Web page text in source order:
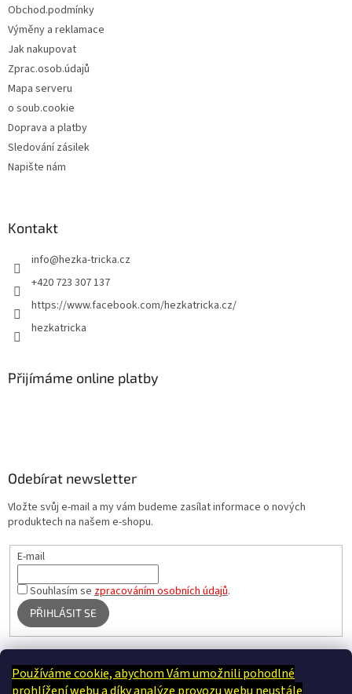
Používáme cookie, abychom Vám umožnili pohodlné
Obchod.podmínky
Výměny a reklamace
Jak nakupovat
Zprac.osob.údajů
Mapa serveru
o soub.cookie
Doprava a platby
Sledování zásilek
Napište nám
Kontakt
info@hezka-tricka.cz
+420 723 307 137
https://www.facebook.com/hezkatricka.cz/
hezkatricka
Přijímáme online platby
Odebírat newsletter
Vložte svůj e-mail a my vám budeme zasílat informace o nových
produktech na našem e-shopu.
E-mail
Souhlasím sezpracováním osobních údajů.
PŘIHLÁSIT SE
Terapie Kamínek - Dotek, který utiší tělo i duši